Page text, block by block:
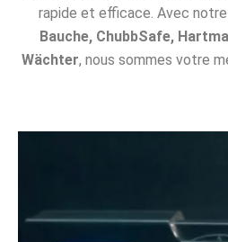
rapide et efficace. Avec
Bauche, ChubbSafe,
Wächter, nous sommes votre